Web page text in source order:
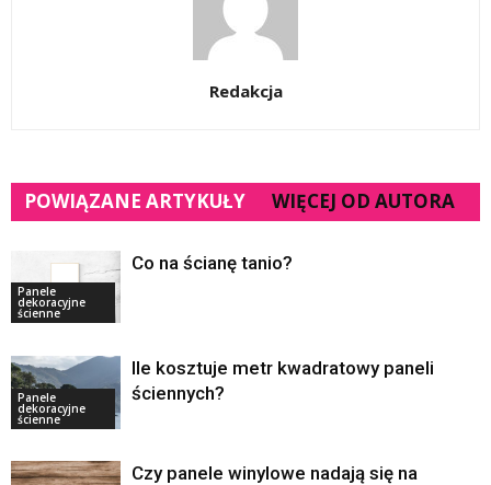
Redakcja
POWIĄZANE ARTYKUŁY WIĘCEJ OD AUTORA
Panele
dekoracyjne
ścienne
Co na ścianę tanio?
Panele
dekoracyjne
ścienne
Ile kosztuje metr kwadratowy paneli
ściennych?
Czy panele winylowe nadają się na